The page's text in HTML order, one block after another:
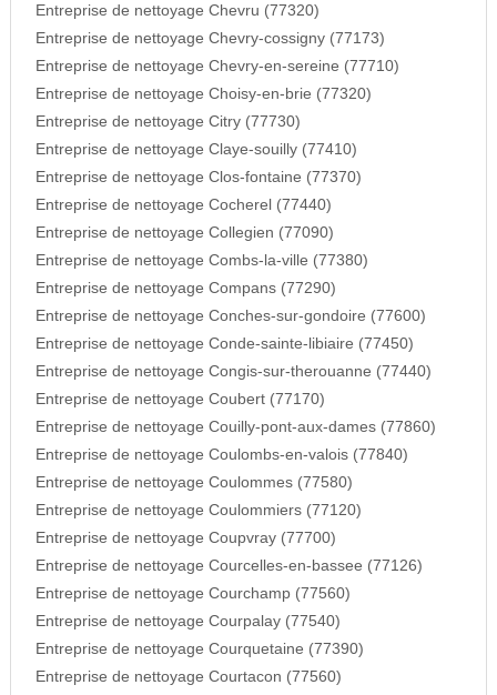
Entreprise de nettoyage Chevru (77320)
Entreprise de nettoyage Chevry-cossigny (77173)
Entreprise de nettoyage Chevry-en-sereine (77710)
Entreprise de nettoyage Choisy-en-brie (77320)
Entreprise de nettoyage Citry (77730)
Entreprise de nettoyage Claye-souilly (77410)
Entreprise de nettoyage Clos-fontaine (77370)
Entreprise de nettoyage Cocherel (77440)
Entreprise de nettoyage Collegien (77090)
Entreprise de nettoyage Combs-la-ville (77380)
Entreprise de nettoyage Compans (77290)
Entreprise de nettoyage Conches-sur-gondoire (77600)
Entreprise de nettoyage Conde-sainte-libiaire (77450)
Entreprise de nettoyage Congis-sur-therouanne (77440)
Entreprise de nettoyage Coubert (77170)
Entreprise de nettoyage Couilly-pont-aux-dames (77860)
Entreprise de nettoyage Coulombs-en-valois (77840)
Entreprise de nettoyage Coulommes (77580)
Entreprise de nettoyage Coulommiers (77120)
Entreprise de nettoyage Coupvray (77700)
Entreprise de nettoyage Courcelles-en-bassee (77126)
Entreprise de nettoyage Courchamp (77560)
Entreprise de nettoyage Courpalay (77540)
Entreprise de nettoyage Courquetaine (77390)
Entreprise de nettoyage Courtacon (77560)